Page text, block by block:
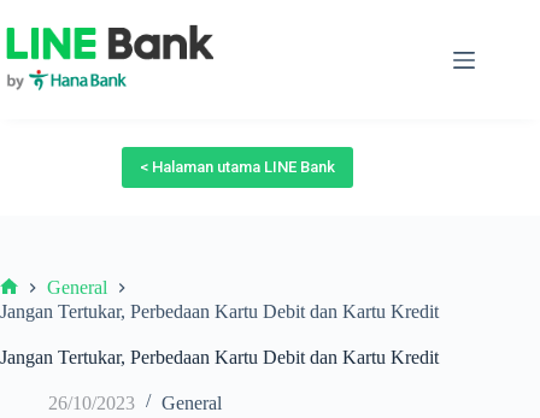
to
content
< Halaman utama LINE Bank
Beranda
General
Jangan Tertukar, Perbedaan Kartu Debit dan Kartu Kredit
Jangan Tertukar, Perbedaan Kartu Debit dan Kartu Kredit
26/10/2023 General